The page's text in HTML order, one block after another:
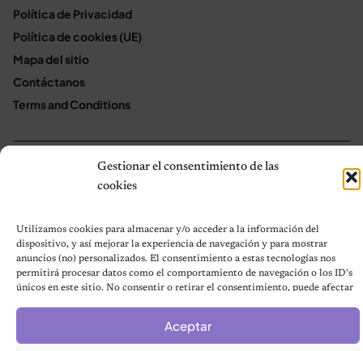
Gestionar el consentimiento de las
cookies
Utilizamos cookies para almacenar y/o acceder a la información del
dispositivo, y así mejorar la experiencia de navegación y para mostrar
anuncios (no) personalizados. El consentimiento a estas tecnologías nos
permitirá procesar datos como el comportamiento de navegación o los ID's
únicos en este sitio. No consentir o retirar el consentimiento, puede afectar
Aceptar
Política de Privacidad
Política de cookies (UE)
Mapa del sitio
Contáctanos
Terms and Conditions
© 2026 Notas de Mascotas
Política de privacidad